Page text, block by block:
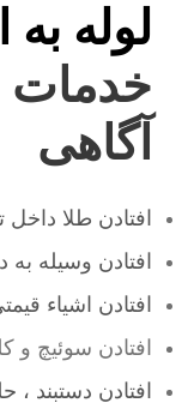
لوله
خدمات
آگاهی
افتادن طلا داخل
افتادن وسیله
افتادن اشیاء
افتادن سوئیچ و
افتادن دستبند